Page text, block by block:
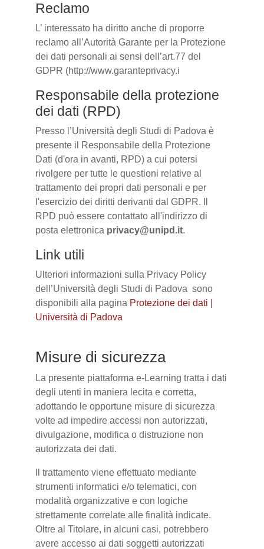
Reclamo
L’ interessato ha diritto anche di proporre
reclamo all’Autorità Garante per la Protezione
dei dati personali ai sensi dell’art.77 del
GDPR (http://www.garanteprivacy.i
Responsabile della protezione
dei dati (RPD)
Presso l’Università degli Studi di Padova è
presente il Responsabile della Protezione
Dati (d'ora in avanti, RPD) a cui potersi
rivolgere per tutte le questioni relative al
trattamento dei propri dati personali e per
l'esercizio dei diritti derivanti dal GDPR. Il
RPD può essere contattato all'indirizzo di
posta elettronica privacy@unipd.it.
Link utili
Ulteriori informazioni sulla Privacy Policy
dell’Università degli Studi di Padova sono
disponibili alla pagina Protezione dei dati |
Università di Padova
Misure di sicurezza
La presente piattaforma e-Learning tratta i dati
degli utenti in maniera lecita e corretta,
adottando le opportune misure di sicurezza
volte ad impedire accessi non autorizzati,
divulgazione, modifica o distruzione non
autorizzata dei dati.
Il trattamento viene effettuato mediante
strumenti informatici e/o telematici, con
modalità organizzative e con logiche
strettamente correlate alle finalità indicate.
Oltre al Titolare, in alcuni casi, potrebbero
avere accesso ai dati soggetti autorizzati